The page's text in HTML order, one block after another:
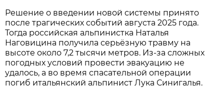
Решение о введении новой системы принято
после трагических событий августа 2025 года.
Тогда российская альпинистка Наталья
Наговицина получила серьёзную травму на
высоте около 7,2 тысячи метров. Из-за сложных
погодных условий провести эвакуацию не
удалось, а во время спасательной операции
погиб итальянский альпинист Лука Синигалья.